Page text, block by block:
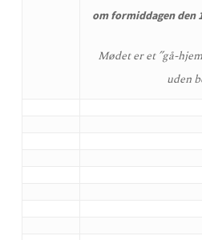
om formiddagen den
Mødet er et ”gå-
uden